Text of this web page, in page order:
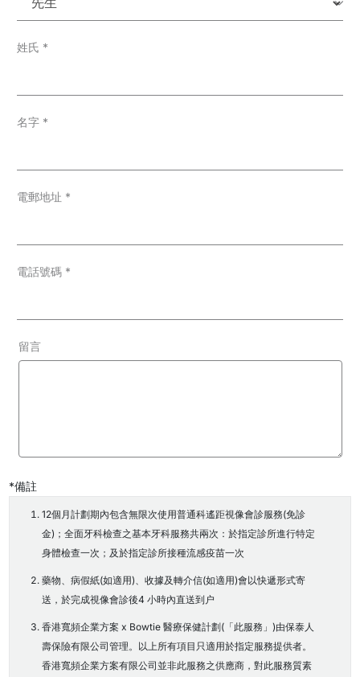
姓氏 *
名字 *
電郵地址 *
電話號碼 *
留言
*備註
12個月計劃期內包含無限次使用普通科遙距視像會診服務(免診
金)；全面牙科檢查之基本牙科服務共兩次：於指定診所進行特定
身體檢查一次；及於指定診所接種流感疫苗一次
藥物、病假紙(如適用)、收據及轉介信(如適用)會以快遞形式寄
送，於完成視像會診後4 小時內直送到户
香港寬頻企業方案 x Bowtie 醫療保健計劃(「此服務」)由保泰人
壽保險有限公司管理。以上所有項目只適用於指定服務提供者。
香港寬頻企業方案有限公司並非此服務之供應商，對此服務質素